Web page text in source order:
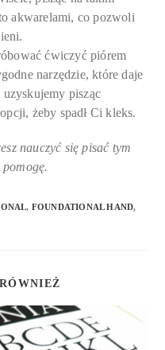
akwarelami, co pozwoli
ćwiczyć piórem
narzędzie, które daje
pisząc
żeby spadł Ci kleks.
nauczyć się pisać tym
, FOUNDATIONAL HAND,